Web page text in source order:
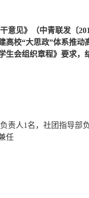
意见》（中青联发〔
高校“大思政”体系推
生会组织章程》要求
责人1名，社团指导部负
任